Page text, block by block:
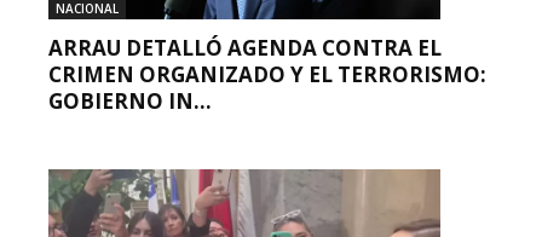
NACIONAL
ARRAU DETALLÓ AGENDA CONTRA EL
CRIMEN ORGANIZADO Y EL TERRORISMO:
GOBIERNO IN...